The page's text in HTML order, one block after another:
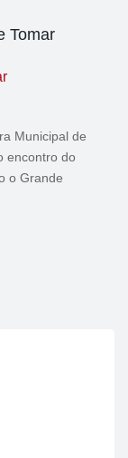
Municipal de
encontro do
o Grande